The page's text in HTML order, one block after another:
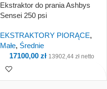
Ekstraktor do prania Ashbys
Sensei 250 psi
EKSTRAKTORY PIORĄCE,
Małe, Średnie
17100,00 zł 13902,44 zł netto